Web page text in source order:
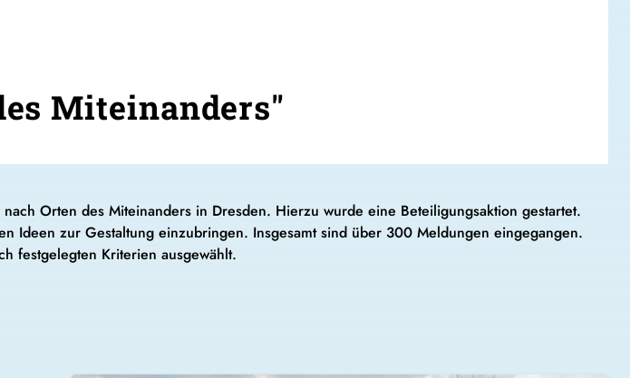
Miteinanders"
Orten des Miteinanders in Dresden. Hierzu wurde eine Beteiligungsaktion gestartet.
Ideen zur Gestaltung einzubringen. Insgesamt sind über 300 Meldungen eingegangen.
festgelegten Kriterien ausgewählt.